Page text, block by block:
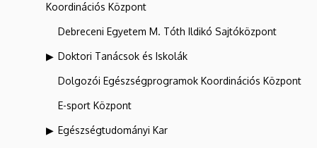
Koordinációs Központ
Debreceni Egyetem M. Tóth Ildikó Sajtóközpont
Doktori Tanácsok és Iskolák
Dolgozói Egészségprogramok Koordinációs Központ
E-sport Központ
Egészségtudományi Kar